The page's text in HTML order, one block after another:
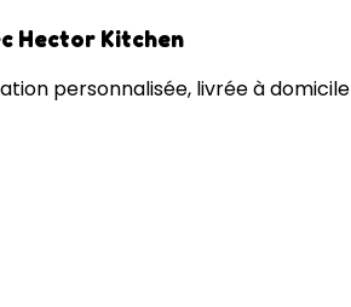
Hector Kitchen
personnalisée, livrée à